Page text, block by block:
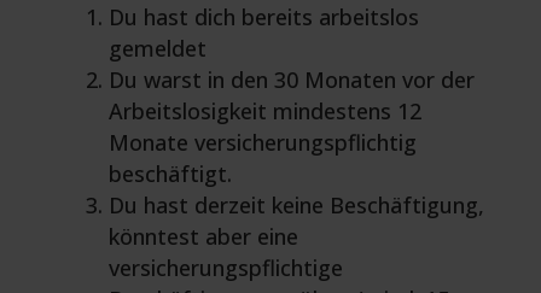
Du hast dich bereits arbeitslos
gemeldet
Du warst in den 30 Monaten vor der
Arbeitslosigkeit mindestens 12
Monate versicherungspflichtig
beschäftigt.
Du hast derzeit keine Beschäftigung,
könntest aber eine
versicherungspflichtige